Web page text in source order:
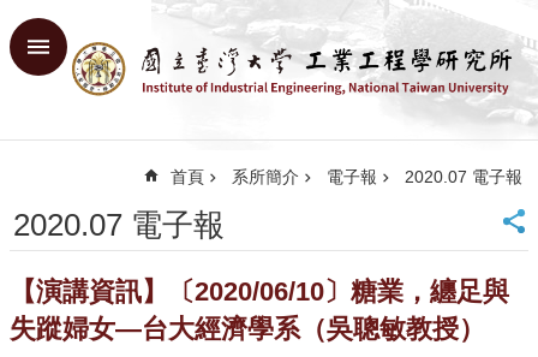
跳到主要內容區塊
進
首
頁
大
首
頁
首頁 系所簡介 電子報 2020.07 電子報
2020.07 電子報
【演講資訊】〔2020/06/10〕糖業，纏足與
失蹤婦女—台大經濟學系（吳聰敏教授）